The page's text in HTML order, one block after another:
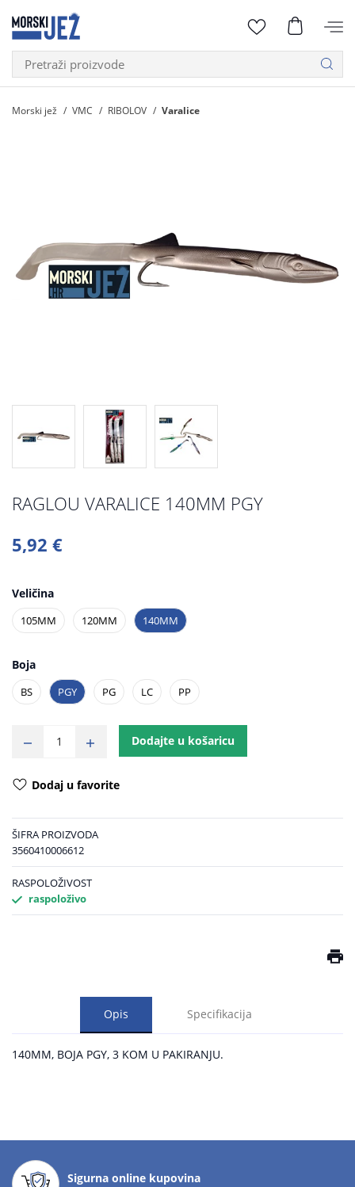
Morski jež VMC RIBOLOV Varalice
RAGLOU VARALICE 140MM PGY
5,92 €
Veličina
105MM 120MM 140MM
Boja
BS PGY PG LC PP
Dodajte u košaricu
Dodaj u favorite
ŠIFRA PROIZVODA
3560410006612
RASPOLOŽIVOST
raspoloživo
Opis Specifikacija
140MM, BOJA PGY, 3 KOM U PAKIRANJU.
Sigurna online kupovina